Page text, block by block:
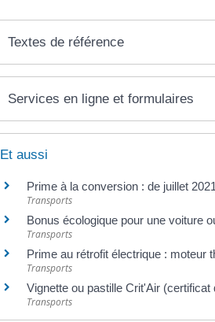
Textes de référence
Services en ligne et formulaires
Et aussi
Prime à la conversion : de juillet
Transports
Bonus écologique pour une voiture
Transports
Prime au rétrofit électrique : moteur
Transports
Vignette ou pastille Crit'Air (certificat
Transports